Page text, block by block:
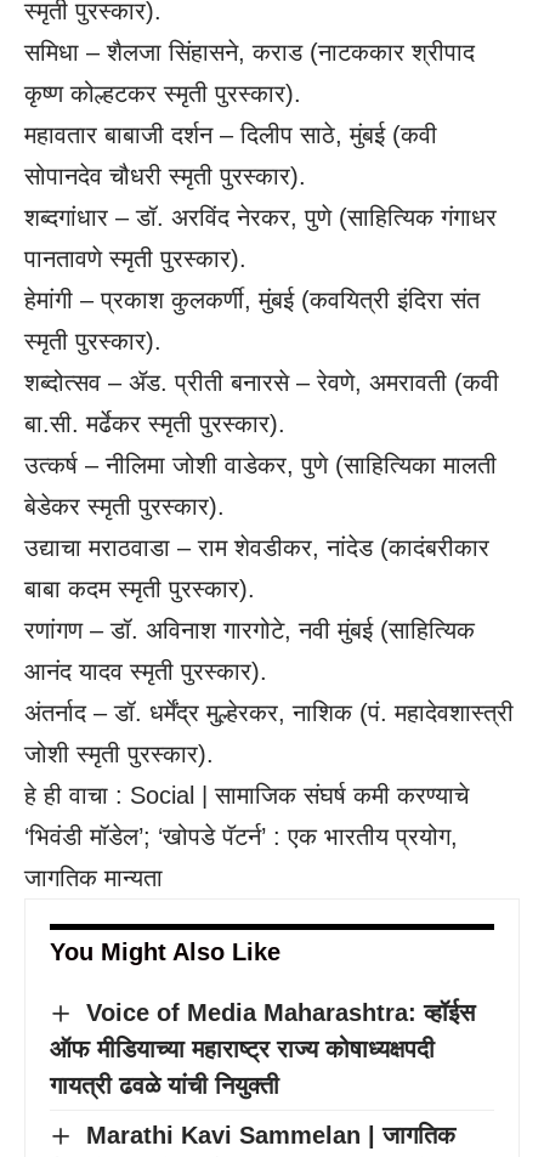
स्मृती पुरस्कार).
समिधा – शैलजा सिंहासने, कराड (नाटककार श्रीपाद
कृष्ण कोल्हटकर स्मृती पुरस्कार).
महावतार बाबाजी दर्शन – दिलीप साठे, मुंबई (कवी
सोपानदेव चौधरी स्मृती पुरस्कार).
शब्दगांधार – डॉ. अरविंद नेरकर, पुणे (साहित्यिक गंगाधर
पानतावणे स्मृती पुरस्कार).
हेमांगी – प्रकाश कुलकर्णी, मुंबई (कवयित्री इंदिरा संत
स्मृती पुरस्कार).
शब्दोत्सव – ॲड. प्रीती बनारसे – रेवणे, अमरावती (कवी
बा.सी. मर्ढेकर स्मृती पुरस्कार).
उत्कर्ष – नीलिमा जोशी वाडेकर, पुणे (साहित्यिका मालती
बेडेकर स्मृती पुरस्कार).
उद्याचा मराठवाडा – राम शेवडीकर, नांदेड (कादंबरीकार
बाबा कदम स्मृती पुरस्कार).
रणांगण – डॉ. अविनाश गारगोटे, नवी मुंबई (साहित्यिक
आनंद यादव स्मृती पुरस्कार).
अंतर्नाद – डॉ. धर्मेंद्र मुल्हेरकर, नाशिक (पं. महादेवशास्त्री
जोशी स्मृती पुरस्कार).
हे ही वाचा : Social | सामाजिक संघर्ष कमी करण्याचे
‘भिवंडी मॉडेल’; ‘खोपडे पॅटर्न’ : एक भारतीय प्रयोग,
जागतिक मान्यता
You Might Also Like
Voice of Media Maharashtra: व्हॉईस
ऑफ मीडियाच्या महाराष्ट्र राज्य कोषाध्यक्षपदी
गायत्री ढवळे यांची नियुक्ती
Marathi Kavi Sammelan | जागतिक